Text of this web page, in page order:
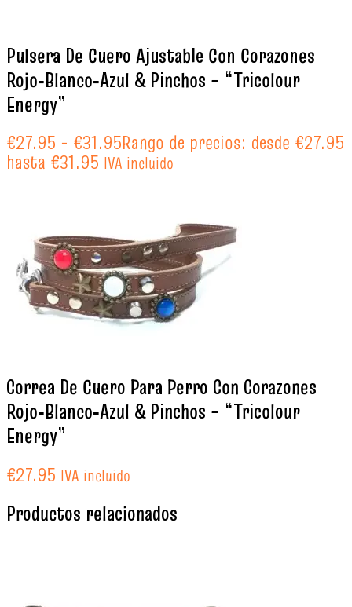
Pulsera De Cuero Ajustable Con Corazones
Rojo‑Blanco‑Azul & Pinchos – “Tricolour
Energy”
€27.95 - €31.95Rango de precios: desde €27.95
hasta €31.95 IVA incluido
Correa De Cuero Para Perro Con Corazones
Rojo‑Blanco‑Azul & Pinchos – “Tricolour
Energy”
€27.95 IVA incluido
Productos relacionados